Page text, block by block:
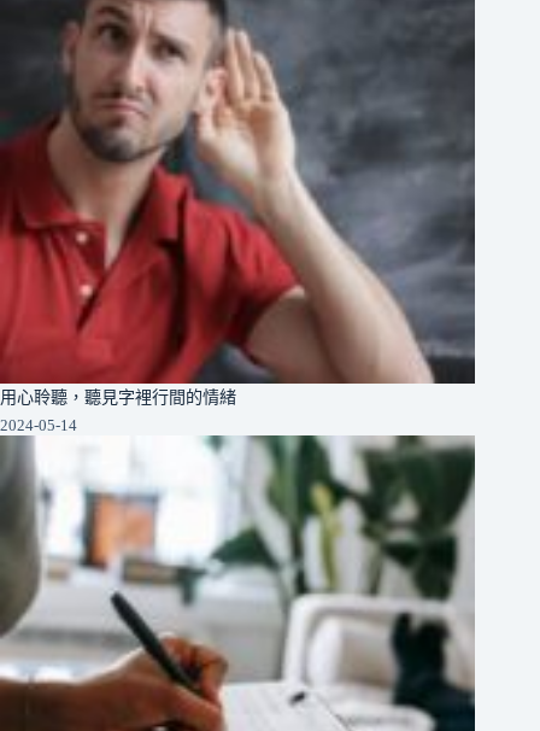
用心聆聽，聽見字裡行間的情緒
2024-05-14